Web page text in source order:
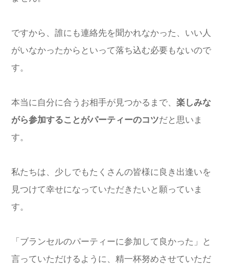
ですから、誰にも連絡先を聞かれなかった、いい人
がいなかったからといって落ち込む必要もないので
す。
本当に自分に合うお相手が見つかるまで、 楽しみな
がら参加することがパーティーのコツだと思いま
す。
私たちは、少しでもたくさんの皆様に良き出逢いを
見つけて幸せになっていただきたいと願っていま
す。
「ブランセルのパーティーに参加して良かった」と
言っていただけるように、精一杯努めさせていただ